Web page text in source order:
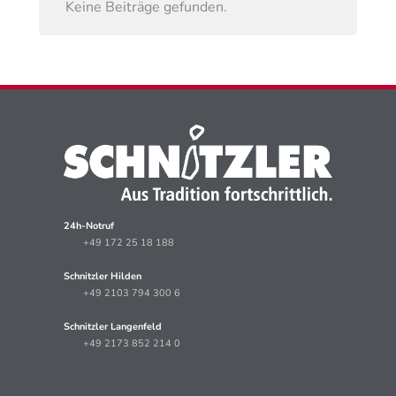
Keine Beiträge gefunden.
24h-Notruf
+49 172 25 18 188
Schnitzler Hilden
+49 2103 794 300 6
Schnitzler Langenfeld
+49 2173 852 214 0